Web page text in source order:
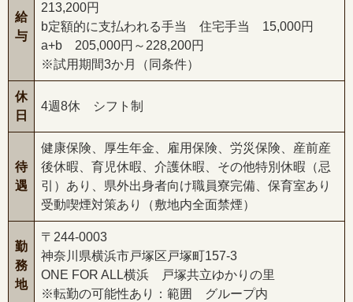
給
与
213,200円
b定額的に支払われる手当 住宅手当 15,000円
a+b 205,000円～228,200円
※試用期間3か月（同条件）
休
日
4週8休 シフト制
待
遇
健康保険、厚生年金、雇用保険、労災保険、産前産
後休暇、育児休暇、介護休暇、その他特別休暇（忌
引）あり、県外出身者向け職員寮完備、保育室あり
受動喫煙対策あり（敷地内全面禁煙）
勤
務
地
〒244-0003
神奈川県横浜市戸塚区戸塚町157-3
ONE FOR ALL横浜 戸塚共立ゆかりの里
※転勤の可能性あり：範囲 グループ内